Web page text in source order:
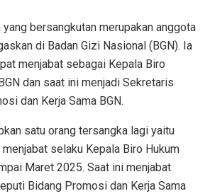
bersangkutan merupakan anggota
di Badan Gizi Nasional (BGN). Ia
menjabat sebagai Kepala Biro
dan saat ini menjadi Sekretaris
dan Kerja Sama BGN.
satu orang tersangka lagi yaitu
selaku Kepala Biro Hukum
Maret 2025. Saat ini menjabat
Bidang Promosi dan Kerja Sama